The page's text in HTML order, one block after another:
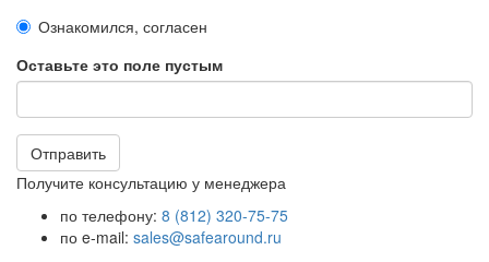
Ознакомился, согласен
Оставьте это поле пустым
Отправить
Получите консультацию у менеджера
по телефону: 8 (812) 320-75-75
по e-mail: sales@safearound.ru